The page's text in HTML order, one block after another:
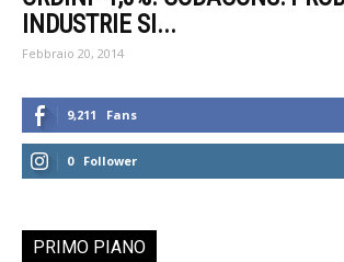
INDUSTRIE SI...
Febbraio 20, 2014
9,211 Fans
0 Follower
PRIMO PIANO